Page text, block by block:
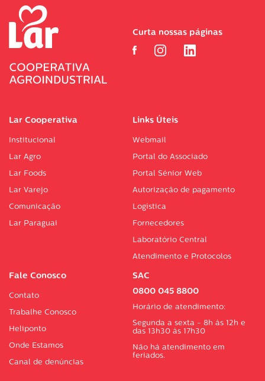
Lar Cooperativa
Institucional
Lar Agro
Lar Foods
Lar Varejo
Comunicação
Lar Paraguai
Links Úteis
Webmail
Portal do Associado
Portal Sénior Web
Autorização de pagamento
Logística
Fornecedores
Laboratório Central
Atendimento e Protocolos
Fale Conosco
Contato
Trabalhe Conosco
Heliponto
Onde Estamos
Canal de denúncias
SAC
0800 045 8800
Horário de atendimento:
Segunda a sexta - 8h às 12h e
das 13h30 às 17h30
Não há atendimento em
feriados.
Curta nossas páginas